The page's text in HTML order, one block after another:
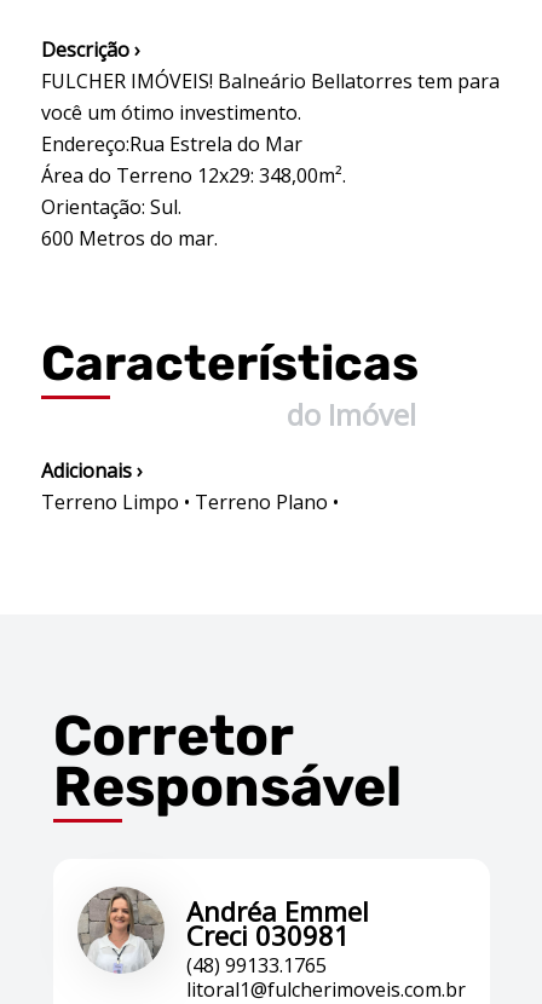
Descrição ›
FULCHER IMÓVEIS! Balneário Bellatorres tem para
você um ótimo investimento.
Endereço:Rua Estrela do Mar
Área do Terreno 12x29: 348,00m².
Orientação: Sul.
600 Metros do mar.
Características
do Imóvel
Adicionais ›
Terreno Limpo • Terreno Plano •
Corretor
Responsável
Andréa Emmel
Creci 030981
(48) 99133.1765
litoral1@fulcherimoveis.com.br